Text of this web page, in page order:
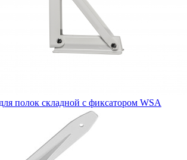
полок складной с фиксатором WSА